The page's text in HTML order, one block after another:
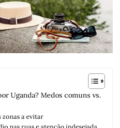
Uganda? Medos comuns vs.
zonas a evitar